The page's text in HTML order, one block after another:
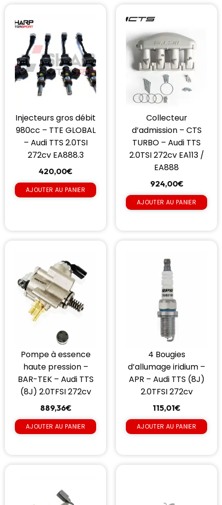
Injecteurs gros débit
980cc – TTE GLOBAL
– Audi TTS 2.0TSI
272cv EA888.3
420,00€
AJOUTER AU PANIER
Collecteur
d’admission – CTS
TURBO – Audi TTS
2.0TSI 272cv EA113 /
EA888
924,00€
AJOUTER AU PANIER
Pompe à essence
haute pression –
BAR-TEK – Audi TTS
(8J) 2.0TFSI 272cv
889,36€
AJOUTER AU PANIER
4 Bougies
d’allumage iridium –
APR – Audi TTS (8J)
2.0TFSI 272cv
115,01€
AJOUTER AU PANIER